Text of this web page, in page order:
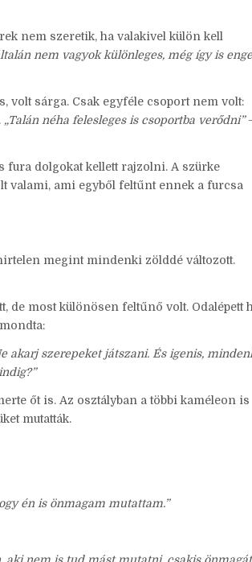
nem szeretik, ha valakivel külön kell
nem vagyok különleges, még így is
volt sárga. Csak egyféle csoport nem volt:
„Talán néha felesleges is csoportba verődni”
fura dolgokat kellett rajzolni. A szürke
valami, ami egyből feltűnt ennek a furcsa
megint mindenki zölddé változott.
de most különösen feltűnő volt. Odalépett
akarj szerepeket játszani. És igenis,
őt is. Az osztályban a többi kaméleon is
mutatták.
én is önmagam mutattam.”